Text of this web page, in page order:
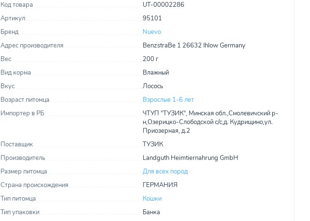
Код товара
UT-00002286
Артикул
95101
Бренд
Nuevo
Адрес производителя
BenzstraBe 1 26632 Ihlow Germany
Вес
200 г
Вид корма
Влажный
Вкус
Лосось
Возраст питомца
Взрослые 1-6 лет
Импортер в РБ
ЧТУП "ТУЗИК", Минская обл.,Смолевичский р-
н,Озерицко-Слободской с/с,д. Кудрищино,ул.
Приозерная, д.2
Поставщик
ТУЗИК
Производитель
Landguth Heimtiernahrung GmbH
Размер питомца
Для всех пород
Страна происхождения
ГЕРМАНИЯ
Тип питомца
Кошки
Тип упаковки
Банка